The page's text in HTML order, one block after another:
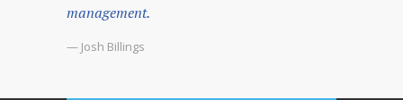
management.
— Josh Billings